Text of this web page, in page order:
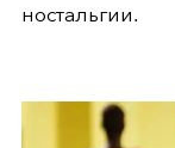
ностальгии.